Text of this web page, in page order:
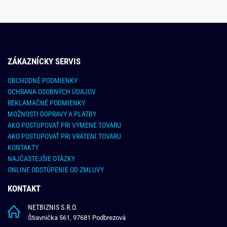
ZÁKAZNÍCKY SERVIS
OBCHODNÉ PODMIENKY
OCHRANA OSOBNÝCH ÚDAJOV
REKLAMAČNÉ PODMIENKY
MOŽNOSTI DOPRAVY A PLATBY
AKO POSTUPOVAŤ PRI VÝMENE TOVARU
AKO POSTUPOVAŤ PRI VRÁTENI TOVARU
KONTAKTY
NAJČASTEJŠIE OTÁZKY
ONLINE ODSTÚPENIE OD ZMLUVY
KONTAKT
NETBIZNIS S.R.O.
Štiavnička 561, 97681 Podbrezová